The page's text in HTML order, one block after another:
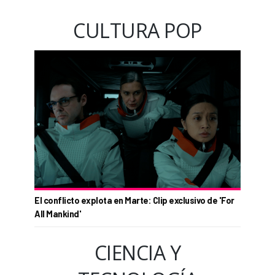
CULTURA POP
El conflicto explota en Marte: Clip exclusivo de 'For
All Mankind'
CIENCIA Y